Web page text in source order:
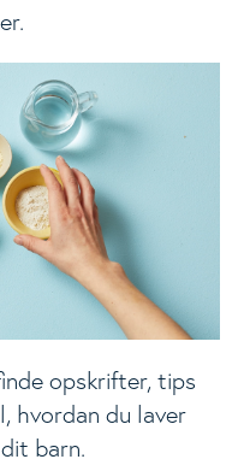
opskrifter, tips
hvordan du laver
barn.